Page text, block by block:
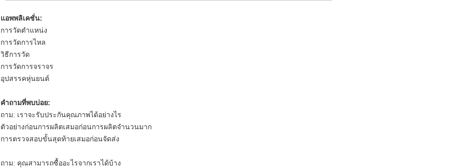
แอพพลิเคชั่น:
การวัดตำแหน่ง
การวัดการไหล
วิธีการวัด
การวัดการจราจร
อุปสรรคหุ่นยนต์
คำถามที่พบบ่อย:
ถาม: เราจะรับประกันคุณภาพได้อย่างไร
ตัวอย่างก่อนการผลิตเสมอก่อนการผลิตจำนวนมาก
การตรวจสอบขั้นสุดท้ายเสมอก่อนจัดส่ง
ถาม: คุณสามารถซื้ออะไรจากเราได้บ้าง